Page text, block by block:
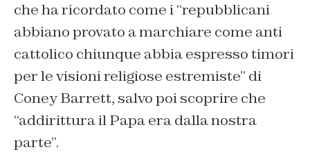
che ha ricordato come i “repubblicani
abbiano provato a marchiare come anti
cattolico chiunque abbia espresso timori
per le visioni religiose estremiste” di
Coney Barrett, salvo poi scoprire che
“addirittura il Papa era dalla nostra
parte”.